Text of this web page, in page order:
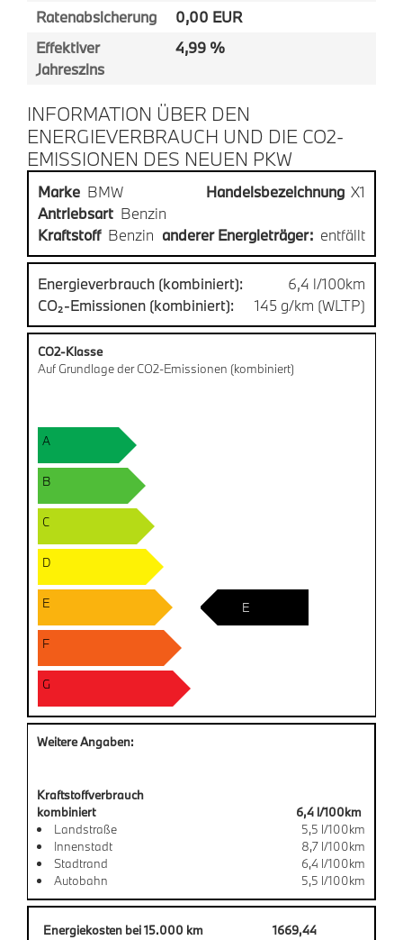
Ratenabsicherung
0,00 EUR
Effektiver
Jahreszins
4,99 %
INFORMATION ÜBER DEN
ENERGIEVERBRAUCH UND DIE CO2-
EMISSIONEN DES NEUEN PKW
Marke BMW Handelsbezeichnung X1
Antriebsart Benzin
Kraftstoff Benzin anderer Energieträger: entfällt
Energieverbrauch (kombiniert):
6,4 l/100km
CO₂-Emissionen (kombiniert):
145 g/km (WLTP)
CO2-Klasse
Auf Grundlage der CO2-Emissionen (kombiniert)
A
B
C
D
E
F
G
E
Weitere Angaben:
Kraftstoffverbrauch
kombiniert
6,4 l/100km
Landstraße
5,5 l/100km
Innenstadt
8,7 l/100km
Stadtrand
6,4 l/100km
Autobahn
5,5 l/100km
Energiekosten bei 15.000 km
1669,44